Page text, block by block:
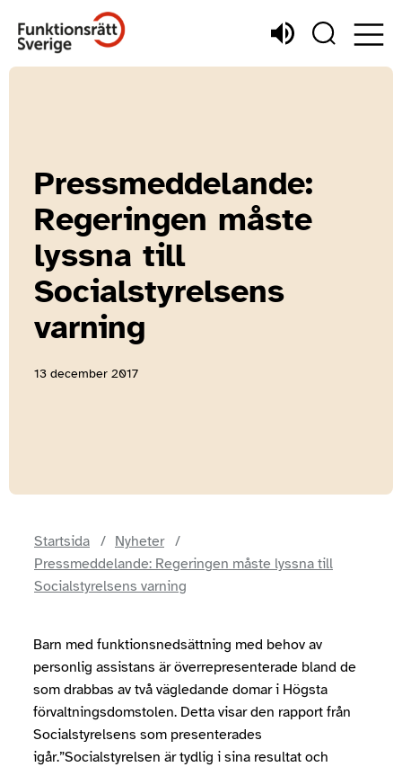
Pressmeddelande:
Regeringen måste
lyssna till
Socialstyrelsens
varning
13 december 2017
Startsida
Nyheter
Pressmeddelande: Regeringen måste lyssna till
Socialstyrelsens varning
Barn med funktionsnedsättning med behov av
personlig assistans är överrepresenterade bland de
som drabbas av två vägledande domar i Högsta
förvaltningsdomstolen. Detta visar den rapport från
Socialstyrelsens som presenterades
igår.”Socialstyrelsen är tydlig i sina resultat och